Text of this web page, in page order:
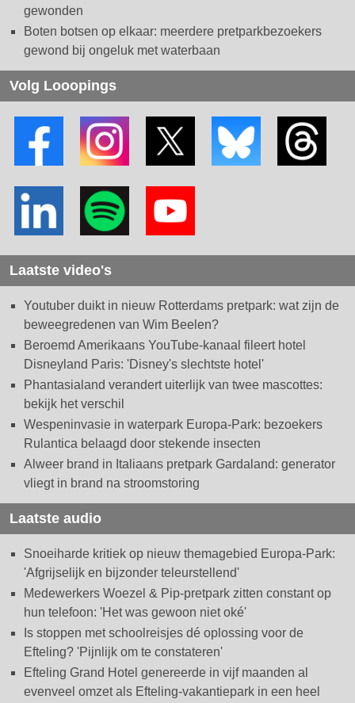
gewonden
Boten botsen op elkaar: meerdere pretparkbezoekers
gewond bij ongeluk met waterbaan
Volg Looopings
Laatste video's
Youtuber duikt in nieuw Rotterdams pretpark: wat zijn de
beweegredenen van Wim Beelen?
Beroemd Amerikaans YouTube-kanaal fileert hotel
Disneyland Paris: 'Disney's slechtste hotel'
Phantasialand verandert uiterlijk van twee mascottes:
bekijk het verschil
Wespeninvasie in waterpark Europa-Park: bezoekers
Rulantica belaagd door stekende insecten
Alweer brand in Italiaans pretpark Gardaland: generator
vliegt in brand na stroomstoring
Laatste audio
Snoeiharde kritiek op nieuw themagebied Europa-Park:
'Afgrijselijk en bijzonder teleurstellend'
Medewerkers Woezel & Pip-pretpark zitten constant op
hun telefoon: 'Het was gewoon niet oké'
Is stoppen met schoolreisjes dé oplossing voor de
Efteling? 'Pijnlijk om te constateren'
Efteling Grand Hotel genereerde in vijf maanden al
evenveel omzet als Efteling-vakantiepark in een heel